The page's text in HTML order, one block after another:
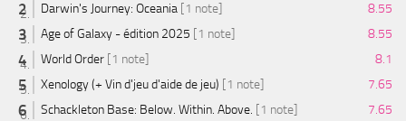
Darwin's Journey: Oceania [1 note]
8.55
Age of Galaxy - édition 2025 [1 note]
8.55
World Order [1 note]
8.1
Xenology (+ Vin d'jeu d'aide de jeu) [1 note]
7.65
Schackleton Base: Below. Within. Above. [1 note]
7.65